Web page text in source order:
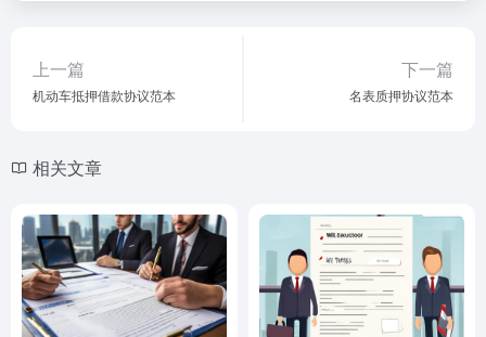
上一篇
机动车抵押借款协议范本
下一篇
名表质押协议范本
相关文章